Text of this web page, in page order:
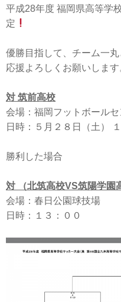
平成28年度 福岡県高等学
定
優勝目指して、チーム一丸
応援よろしくお願いします
対 筑前高校
会場：福岡フットボールセ
日時：５月２８日（土）
勝利した場合
対 （北筑高校VS筑陽学園
会場：春日公園球技場
日時：１３：００